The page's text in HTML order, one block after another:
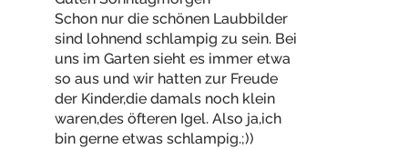
Schon nur die schönen Laubbilder
sind lohnend schlampig zu sein. Bei
uns im Garten sieht es immer etwa
so aus und wir hatten zur Freude
der Kinder,die damals noch klein
waren,des öfteren Igel. Also ja,ich
bin gerne etwas schlampig.;))